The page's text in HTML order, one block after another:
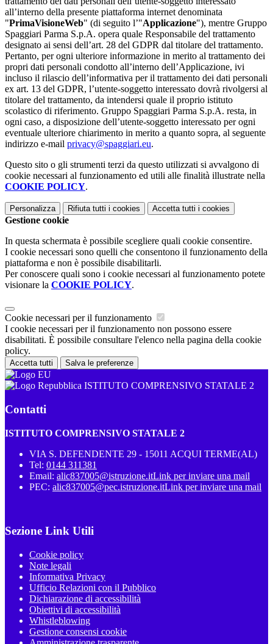
all’interno della presente piattaforma internet denominata
"PrimaVisioneWeb" (di seguito l’"Applicazione"), mentre Gruppo
Spaggiari Parma S.p.A. opera quale Responsabile del trattamento
designato ai sensi dell’art. 28 del GDPR dal titolare del trattamento.
Pertanto, per ogni ulteriore informazione in merito al trattamento dei
propri dati personali condotto all’interno dell’Applicazione, ivi
incluso il rilascio dell’informativa per il trattamento dei dati personali
ex art. 13 del GDPR, l’utente-soggetto interessato dovrà rivolgersi al
titolare del trattamento, da intendersi quale il proprio istituto
scolastico di riferimento. Gruppo Spaggiari Parma S.p.A. resta, in
ogni caso, a disposizione dell’utente-soggetto interessato per ogni
eventuale ulteriore chiarimento in merito a quanto sopra, al seguente
indirizzo e-mail privacy@spaggiari.eu.
Questo sito o gli strumenti terzi da questo utilizzati si avvalgono di
cookie necessari al funzionamento ed utili alle finalità illustrate nella
COOKIE POLICY.
Personalizza Rifiuta tutti i cookies Accetta tutti i cookies
Gestione cookie
In questa schermata è possibile scegliere quali cookie consentire.
I cookie necessari sono quelli che consentono il funzionamento della
piattaforma e non è possibile disabilitarli.
Per conoscere quali sono i cookie necessari al funzionamento potete
visionare la COOKIE POLICY.
Cookie necessari per il funzionamento
I cookie necessari per il funzionamento non possono essere
disabilitati. È possibile consultare l'elenco nella pagina della cookie
policy.
Accetta tutti Salva le preferenze
ISTITUTO COMPRENSIVO STATALE 2
Contatti
ISTITUTO COMPRENSIVO STATALE 2
VIA S. DEFENDENTE 29 - 15011 ACQUI TERME(AL)
Tel: 0144 311381
Email: alic837005@istruzione.itLink per inviare una mail
PEC: alic837005@pec.istruzione.itLink per inviare una mail
Sezione Link Utili
Cookie policy
Note legali
Informativa Privacy
Ufficio Relazioni con il Pubblico
Dichiarazione di accessibilità
Obiettivi di accessibilità
Whistleblowing
Gestione consensi cookie